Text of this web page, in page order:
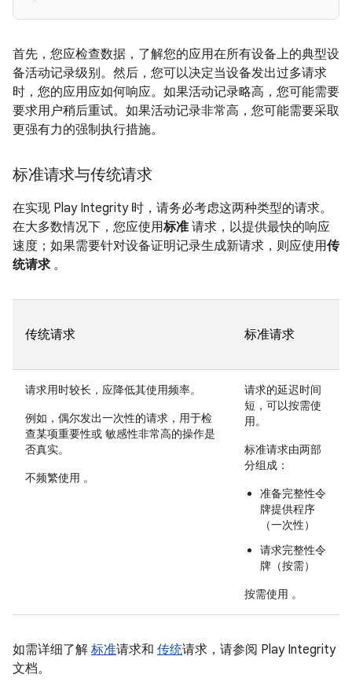
首先，您应检查数据，了解您的应用在所有设备上的典型设
备活动记录级别。然后，您可以决定当设备发出过多请求
时，您的应用应如何响应。如果活动记录略高，您可能需要
要求用户稍后重试。如果活动记录非常高，您可能需要采取
更强有力的强制执行措施。
标准请求与传统请求
在实现 Play Integrity 时，请务必考虑这两种类型的请求。
在大多数情况下，您应使用标准 请求，以提供最快的响应
速度；如果需要针对设备证明记录生成新请求，则应使用传
统请求 。
传统请求 标准请求
请求用时较长，应降低其使用频率。
例如，偶尔发出一次性的请求，用于检
查某项重要性或 敏感性非常高的操作是
否真实。
不频繁使用 。
请求的延迟时间
短，可以按需使
用。
标准请求由两部
分组成：
准备完整性令
牌提供程序
（一次性）
请求完整性令
牌（按需）
按需使用 。
如需详细了解 标准请求和 传统请求，请参阅 Play Integrity
文档。